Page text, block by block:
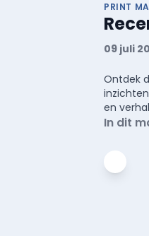
PRINT
09 juli
Ontdek
en
In dit